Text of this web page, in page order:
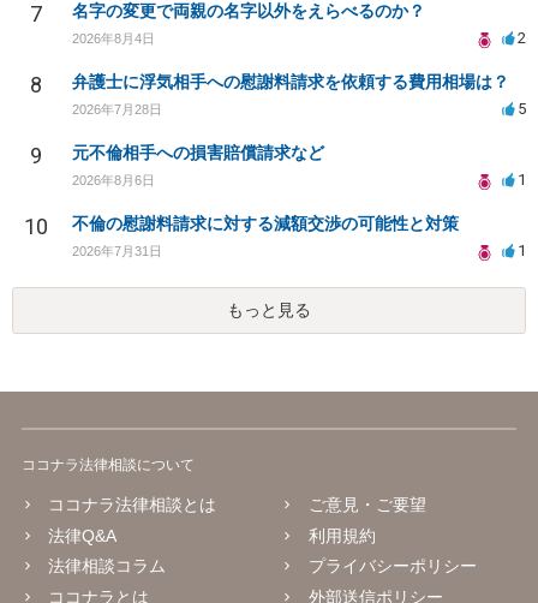
7 名字の変更で両親の名字以外をえらべるのか？
2026年8月4日 2
8 弁護士に浮気相手への慰謝料請求を依頼する費用相場は？
2026年7月28日 5
9 元不倫相手への損害賠償請求など
2026年8月6日 1
10 不倫の慰謝料請求に対する減額交渉の可能性と対策
2026年7月31日 1
もっと見る
ココナラ法律相談について
ココナラ法律相談とは
法律Q&A
法律相談コラム
ココナラとは
ご意見・ご要望
利用規約
プライバシーポリシー
外部送信ポリシー